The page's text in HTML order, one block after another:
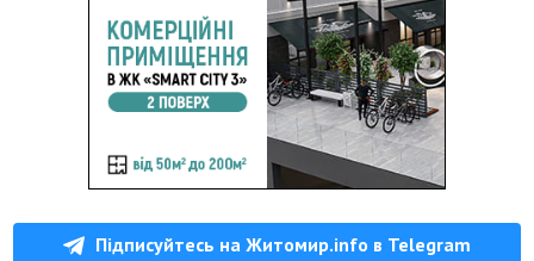
Підписуйтесь на Житомир.info в Telegram